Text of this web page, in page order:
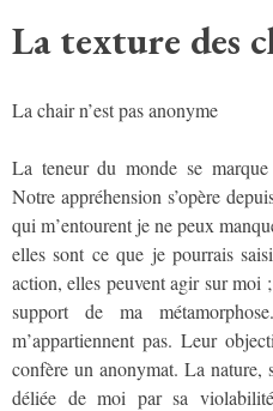
La texture des
La chair n’est pas anonyme
La teneur du monde se
Notre appréhension s’opère
qui m’entourent je ne peux
elles sont ce que je pourrais
action, elles peuvent agir sur moi
support de ma
m’appartiennent pas. Leur
confère un anonymat. La nature,
déliée de moi par sa